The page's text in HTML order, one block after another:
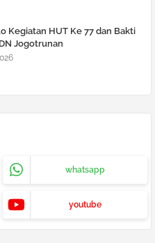
Kegiatan HUT Ke 77 dan Bakti
Jogotrunan
whatsapp
youtube